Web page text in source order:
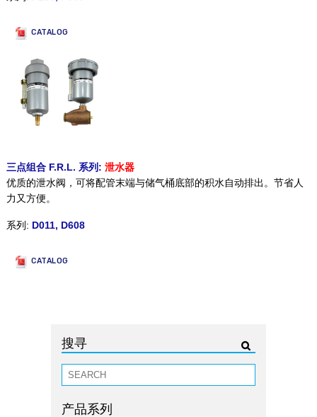
CATALOG
三点组合 F.R.L. 系列:泄水器
优质的泄水阀，可将配管末端与储气桶底部的积水自动排出。节省人
力又方便。
系列: D011, D608
CATALOG
搜寻
产品系列